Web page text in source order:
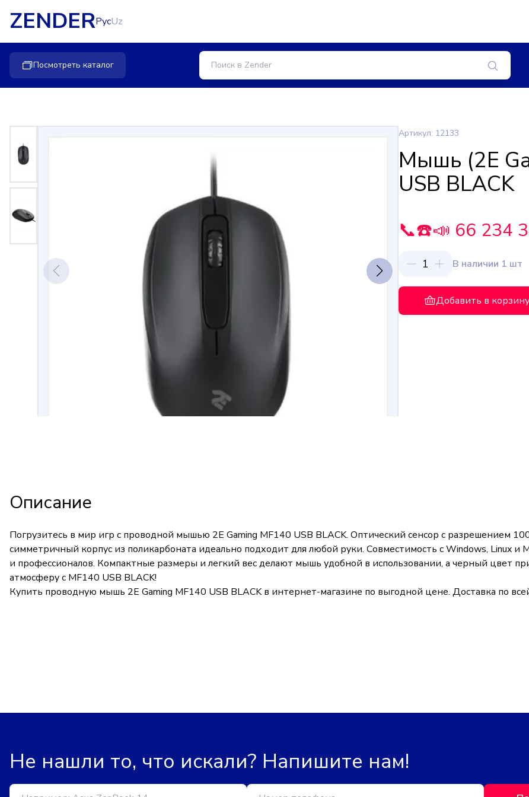
ZENDERРусUz
Посмотреть каталог
Артикул: 12133
Мышь (2E
USB BLACK
📞☎️📣 66 234
1 В наличии 1 шт
Добавить в корзину
Описание
Погрузитесь в мир игр с проводной мышью 2E Gaming MF140 USB BLACK. Оптический сенсор с разрешением
симметричный корпус из поликарбоната идеально подходит для любой руки. Совместимость с Windows, Linux и
и профессионалов. Компактные размеры и легкий вес делают мышь удобной в использовании, а черный цвет
атмосферу с MF140 USB BLACK!
Купить проводную мышь 2E Gaming MF140 USB BLACK в интернет-магазине по выгодной цене. Доставка по
Не нашли то, что искали? Напишите нам!